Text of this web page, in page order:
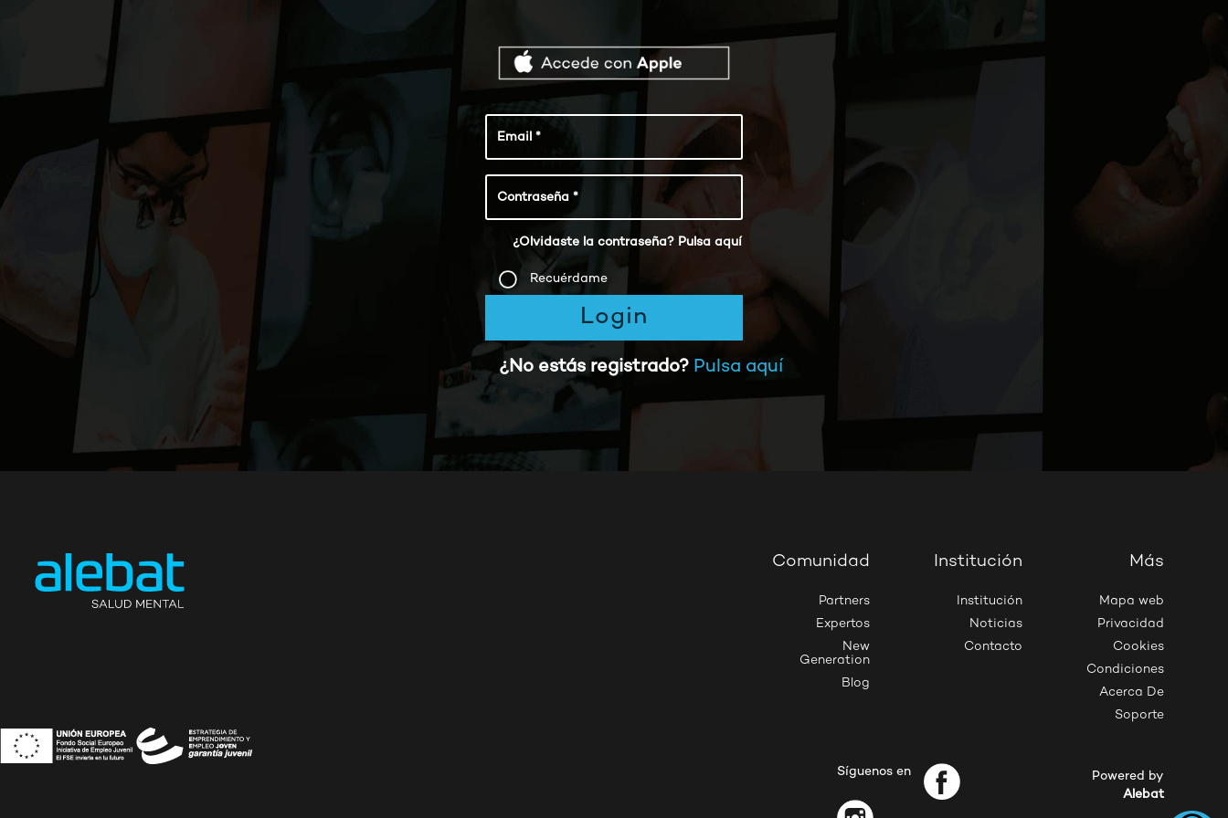
¿Olvidaste la contraseña? Pulsa aquí
Recuérdame
Login
¿No estás registrado? Pulsa aquí
Comunidad
Partners
Expertos
New
Generation
Blog
Institución
Institución
Noticias
Contacto
Más
Mapa web
Privacidad
Cookies
Condiciones
Acerca De
Soporte
Síguenos en
Powered by
Alebat